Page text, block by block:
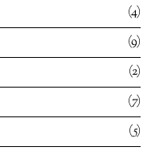
4
9
2
7
5